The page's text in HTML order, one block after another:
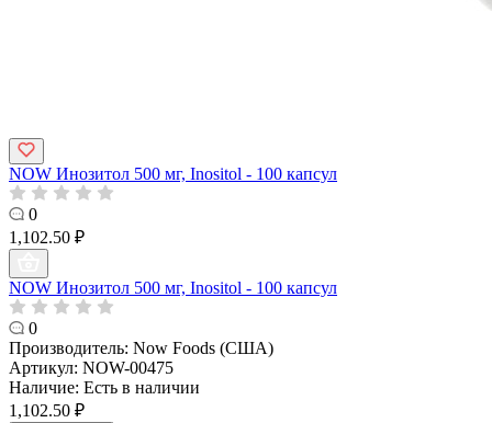
NOW Инозитол 500 мг, Inositol - 100 капсул
0
1,102.50 ₽
NOW Инозитол 500 мг, Inositol - 100 капсул
0
Производитель: Now Foods (США)
Артикул: NOW-00475
Наличие: Есть в наличии
1,102.50 ₽